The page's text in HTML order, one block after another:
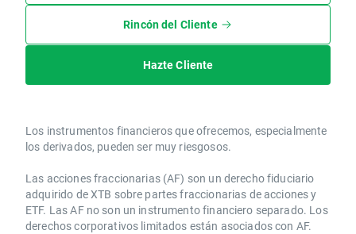
Rincón del Cliente
Hazte Cliente
Los instrumentos financieros que ofrecemos, especialmente
los derivados, pueden ser muy riesgosos.
Las acciones fraccionarias (AF) son un derecho fiduciario
adquirido de XTB sobre partes fraccionarias de acciones y
ETF. Las AF no son un instrumento financiero separado. Los
derechos corporativos limitados están asociados con AF.